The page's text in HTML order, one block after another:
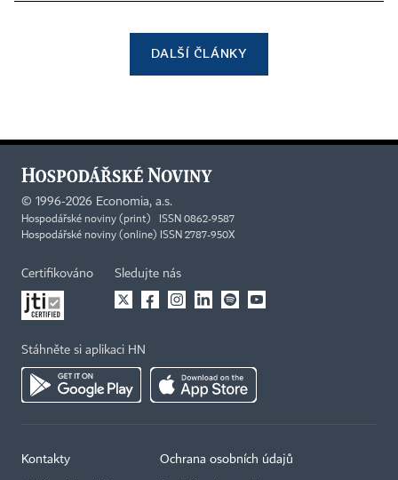
DALŠÍ ČLÁNKY
© 1996-2026 Economia, a.s.
Hospodářské noviny (print) ISSN 0862-9587
Hospodářské noviny (online) ISSN 2787-950X
Certifikováno Sledujte nás
Stáhněte si aplikaci HN
Kontakty Ochrana osobních údajů